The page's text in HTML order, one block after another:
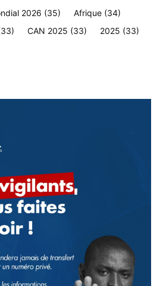
2026 (35) Afrique (34)
CAN 2025 (33) 2025 (33)